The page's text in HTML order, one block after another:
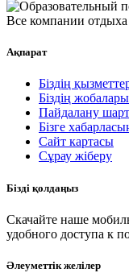
Все компании отдыха
Ақпарат
Біздің
Біздің
Пайдалану
Бізге
Сайт картасы
Сұрау жіберу
Бізді қолдаңыз
Скачайте наше
удобного доступа к
Әлеуметтік желілер